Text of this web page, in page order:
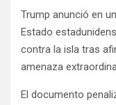
Trump anunció en
Estado
contra la isla tras
amenaza
El documento